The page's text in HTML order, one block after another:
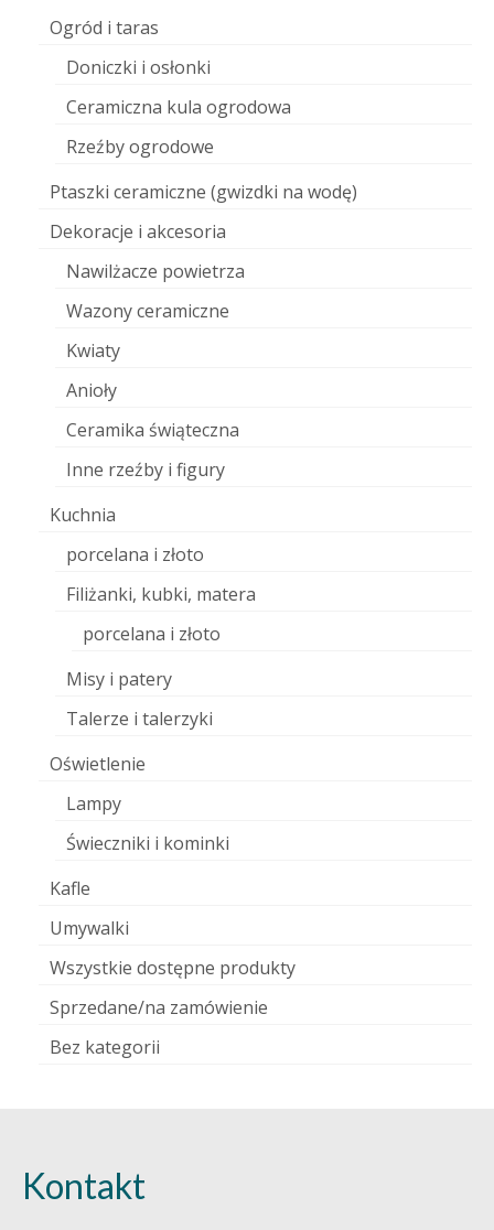
Ogród i taras
Doniczki i osłonki
Ceramiczna kula ogrodowa
Rzeźby ogrodowe
Ptaszki ceramiczne (gwizdki na wodę)
Dekoracje i akcesoria
Nawilżacze powietrza
Wazony ceramiczne
Kwiaty
Anioły
Ceramika świąteczna
Inne rzeźby i figury
Kuchnia
porcelana i złoto
Filiżanki, kubki, matera
porcelana i złoto
Misy i patery
Talerze i talerzyki
Oświetlenie
Lampy
Świeczniki i kominki
Kafle
Umywalki
Wszystkie dostępne produkty
Sprzedane/na zamówienie
Bez kategorii
Kontakt